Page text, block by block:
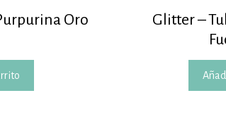
Oro
Glitter –